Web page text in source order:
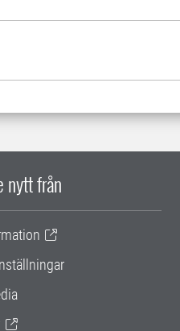
nytt från